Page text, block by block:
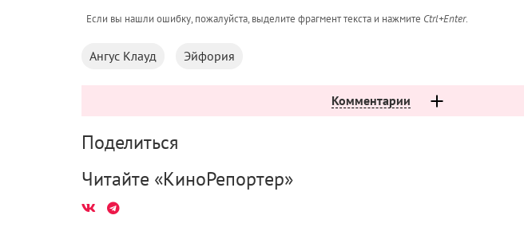
Если вы нашли ошибку, пожалуйста, выделите фрагмент текста и нажмите Ctrl+Enter.
Ангус Клауд Эйфория
Комментарии
Поделиться
Читайте «КиноРепортер»